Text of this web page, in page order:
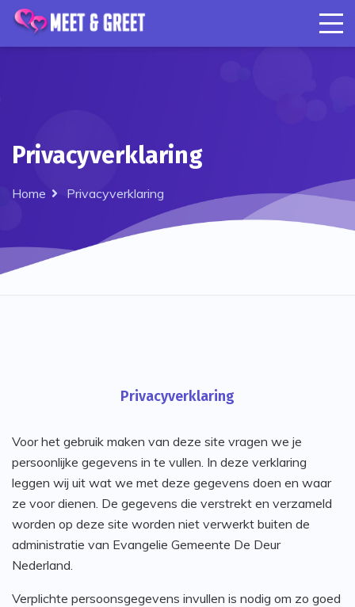
Privacyverklaring
Home Privacyverklaring
Privacyverklaring
Voor het gebruik maken van deze site vragen we je
persoonlijke gegevens in te vullen. In deze verklaring
leggen wij uit wat we met deze gegevens doen en waar
ze voor dienen. De gegevens die verstrekt en verzameld
worden op deze site worden niet verwerkt buiten de
administratie van Evangelie Gemeente De Deur
Nederland.
Verplichte persoonsgegevens invullen is nodig om zo goed